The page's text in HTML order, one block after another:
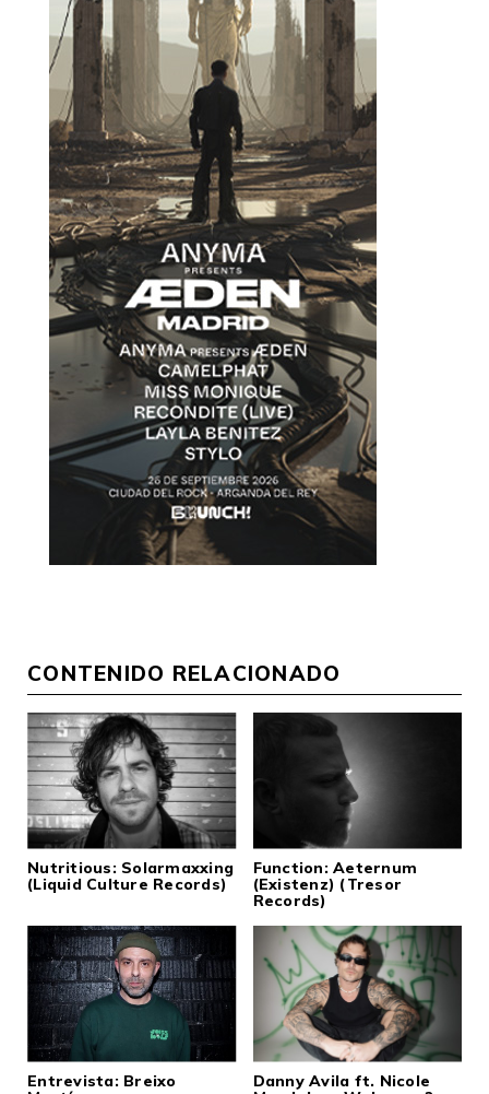
CONTENIDO RELACIONADO
Nutritious: Solarmaxxing
(Liquid Culture Records)
Function: Aeternum
(Existenz) (Tresor
Records)
Entrevista: Breixo
Danny Avila ft. Nicole